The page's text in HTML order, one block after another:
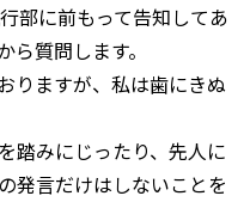
に前もって告知してあ
質問します。
りますが、私は歯にきぬ
踏みにじったり、先人に
発言だけはしないことを